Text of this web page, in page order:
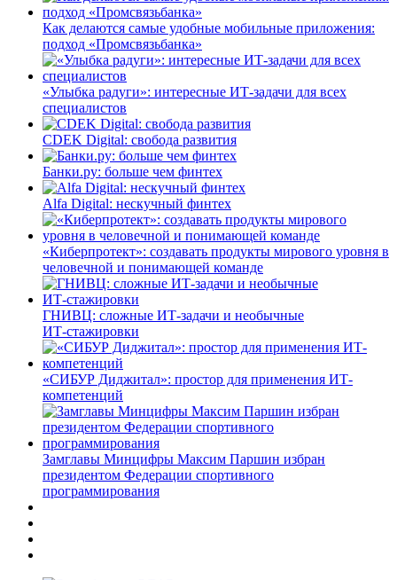
Как делаются самые удобные мобильные приложения:
подход «Промсвязьбанка»
«Улыбка радуги»: интересные ИТ-задачи для всех
специалистов
CDEK Digital: свобода развития
Банки.ру: больше чем финтех
Alfa Digital: нескучный финтех
«Киберпротект»: создавать продукты мирового уровня в
человечной и понимающей команде
ГНИВЦ: сложные ИТ‑задачи и необычные
ИТ‑стажировки
«СИБУР Диджитал»: простор для применения ИТ-
компетенций
Замглавы Минцифры Максим Паршин избран
президентом Федерации спортивного
программирования